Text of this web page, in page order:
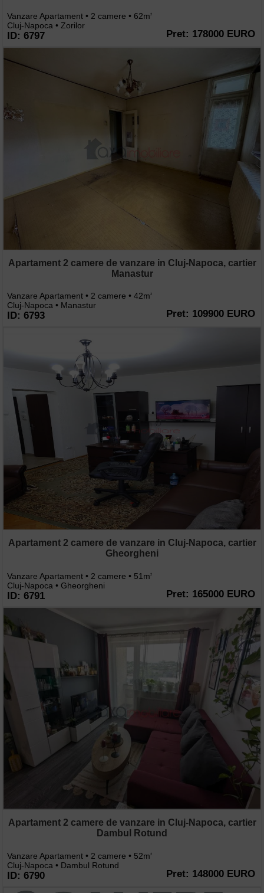
Vanzare Apartament • 2 camere • 62m2
Cluj-Napoca • Zorilor
ID: 6797 Pret: 178000 EURO
Apartament 2 camere de vanzare in Cluj-Napoca, cartier
Manastur
Vanzare Apartament • 2 camere • 42m2
Cluj-Napoca • Manastur
ID: 6793 Pret: 109900 EURO
Apartament 2 camere de vanzare in Cluj-Napoca, cartier
Gheorgheni
Vanzare Apartament • 2 camere • 51m2
Cluj-Napoca • Gheorgheni
ID: 6791 Pret: 165000 EURO
Apartament 2 camere de vanzare in Cluj-Napoca, cartier
Dambul Rotund
Vanzare Apartament • 2 camere • 52m2
Cluj-Napoca • Dambul Rotund
ID: 6790 Pret: 148000 EURO